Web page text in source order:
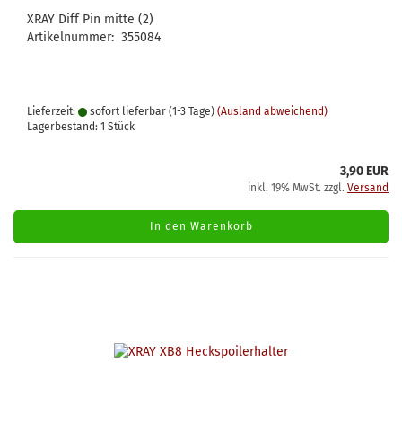
XRAY Diff Pin mitte (2)
Artikelnummer: 355084
Lieferzeit: sofort lieferbar (1-3 Tage) (Ausland abweichend)
Lagerbestand: 1 Stück
3,90 EUR
inkl. 19% MwSt. zzgl. Versand
In den Warenkorb